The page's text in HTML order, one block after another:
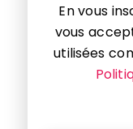
En vous
vous
utilisées